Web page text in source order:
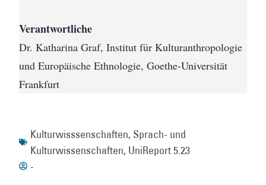
Verantwortliche
Dr. Katharina Graf, Institut für Kulturanthropologie
und Europäische Ethnologie, Goethe-Universität
Frankfurt
Kulturwisssenschaften, Sprach- und
Kulturwissenschaften, UniReport 5.23
-